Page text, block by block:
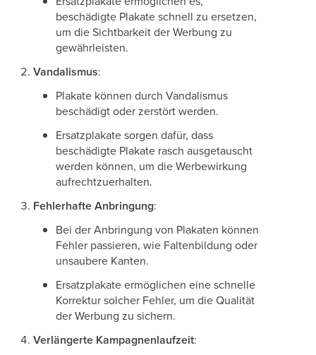
beschädigte Plakate schnell zu ersetzen,
um die Sichtbarkeit der Werbung zu
gewährleisten.
Vandalismus:
Plakate können durch Vandalismus
beschädigt oder zerstört werden.
Ersatzplakate sorgen dafür, dass
beschädigte Plakate rasch ausgetauscht
werden können, um die Werbewirkung
aufrechtzuerhalten.
Fehlerhafte Anbringung:
Bei der Anbringung von Plakaten können
Fehler passieren, wie Faltenbildung oder
unsaubere Kanten.
Ersatzplakate ermöglichen eine schnelle
Korrektur solcher Fehler, um die Qualität
der Werbung zu sichern.
Verlängerte Kampagnenlaufzeit: